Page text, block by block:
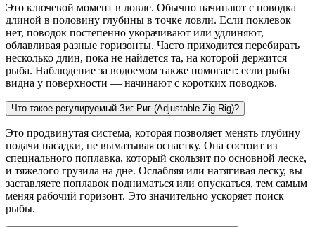
Это ключевой момент в ловле. Обычно начинают с поводка
длиной в половину глубины в точке ловли. Если поклевок
нет, поводок постепенно укорачивают или удлиняют,
облавливая разные горизонты. Часто приходится перебирать
несколько длин, пока не найдется та, на которой держится
рыба. Наблюдение за водоемом также помогает: если рыба
видна у поверхности — начинают с коротких поводков.
Что такое регулируемый Зиг-Риг (Adjustable Zig Rig)?
Это продвинутая система, которая позволяет менять глубину
подачи насадки, не выматывая оснастку. Она состоит из
специального поплавка, который скользит по основной леске,
и тяжелого грузила на дне. Ослабляя или натягивая леску, вы
заставляете поплавок подниматься или опускаться, тем самым
меняя рабочий горизонт. Это значительно ускоряет поиск
рыбы.